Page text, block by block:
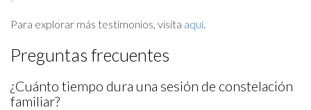
Para explorar más testimonios, visita aquí.
Preguntas frecuentes
¿Cuánto tiempo dura una sesión de constelación
familiar?